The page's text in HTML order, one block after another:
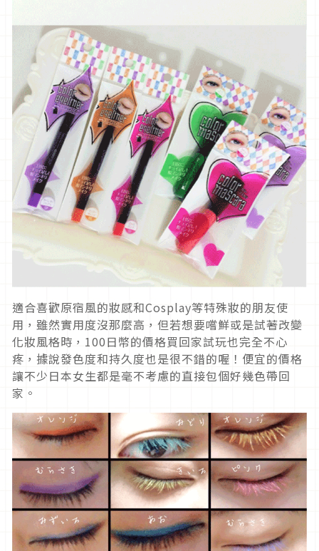
適合喜歡原宿風的妝感和Cosplay等特殊妝的朋友使
用，雖然實用度沒那麼高，但若想要嚐鮮或是試著改變
化妝風格時，100日幣的價格買回家試玩也完全不心
疼，據說發色度和持久度也是很不錯的喔！便宜的價格
讓不少日本女生都是毫不考慮的直接包個好幾色帶回
家。